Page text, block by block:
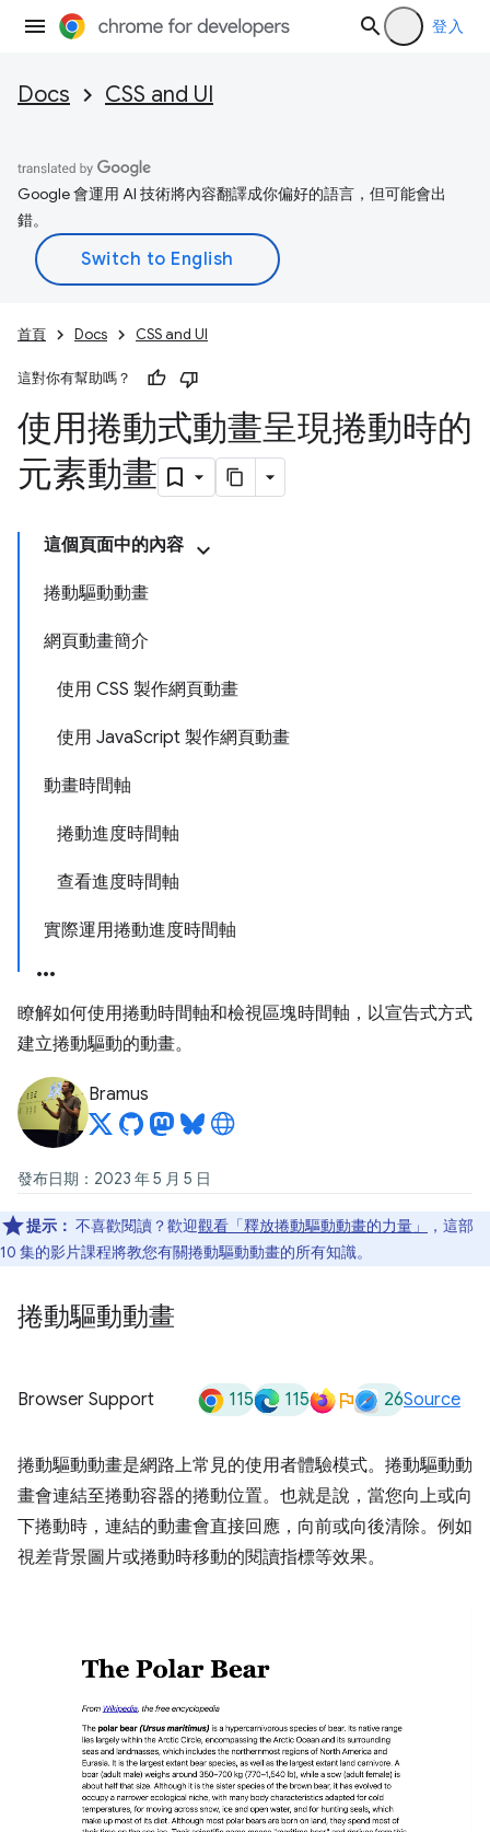
登入
Docs CSS and UI
Google 會運用 AI 技術將內容翻譯成你偏好的語言，但可能會出
錯。
首頁 Docs CSS and UI
這對你有幫助嗎？
使用捲動式動畫呈現捲動時的
元素動畫
這個頁面中的內容
捲動驅動動畫
網頁動畫簡介
使用 CSS 製作網頁動畫
使用 JavaScript 製作網頁動畫
動畫時間軸
捲動進度時間軸
查看進度時間軸
實際運用捲動進度時間軸
瞭解如何使用捲動時間軸和檢視區塊時間軸，以宣告式方式
建立捲動驅動的動畫。
Bramus
發布日期：2023 年 5 月 5 日
提示： 不喜歡閱讀？歡迎觀看「釋放捲動驅動動畫的力量」
，這部
10 集的影片課程將教您有關捲動驅動動畫的所有知識。
捲動驅動動畫
Browser Support 115 115 26Source
捲動驅動動畫是網路上常見的使用者體驗模式。捲動驅動動
畫會連結至捲動容器的捲動位置。也就是說，當您向上或向
下捲動時，連結的動畫會直接回應，向前或向後清除。例如
視差背景圖片或捲動時移動的閱讀指標等效果。